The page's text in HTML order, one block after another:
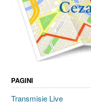
PAGINI
Transmisie Live